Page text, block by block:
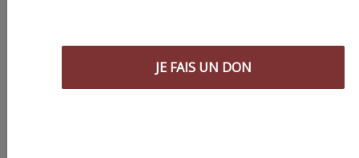
Voir tous les numéros papier
JE FAIS UN DON